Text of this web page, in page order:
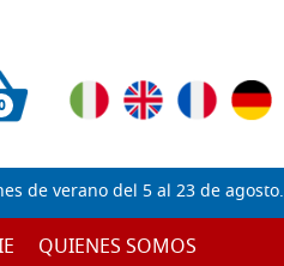
de verano del 5 al 23 de agosto.
QUIENES SOMOS